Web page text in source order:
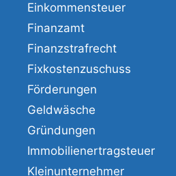
Einkommensteuer
Finanzamt
Finanzstrafrecht
Fixkostenzuschuss
Förderungen
Geldwäsche
Gründungen
Immobilienertragsteuer
Kleinunternehmer